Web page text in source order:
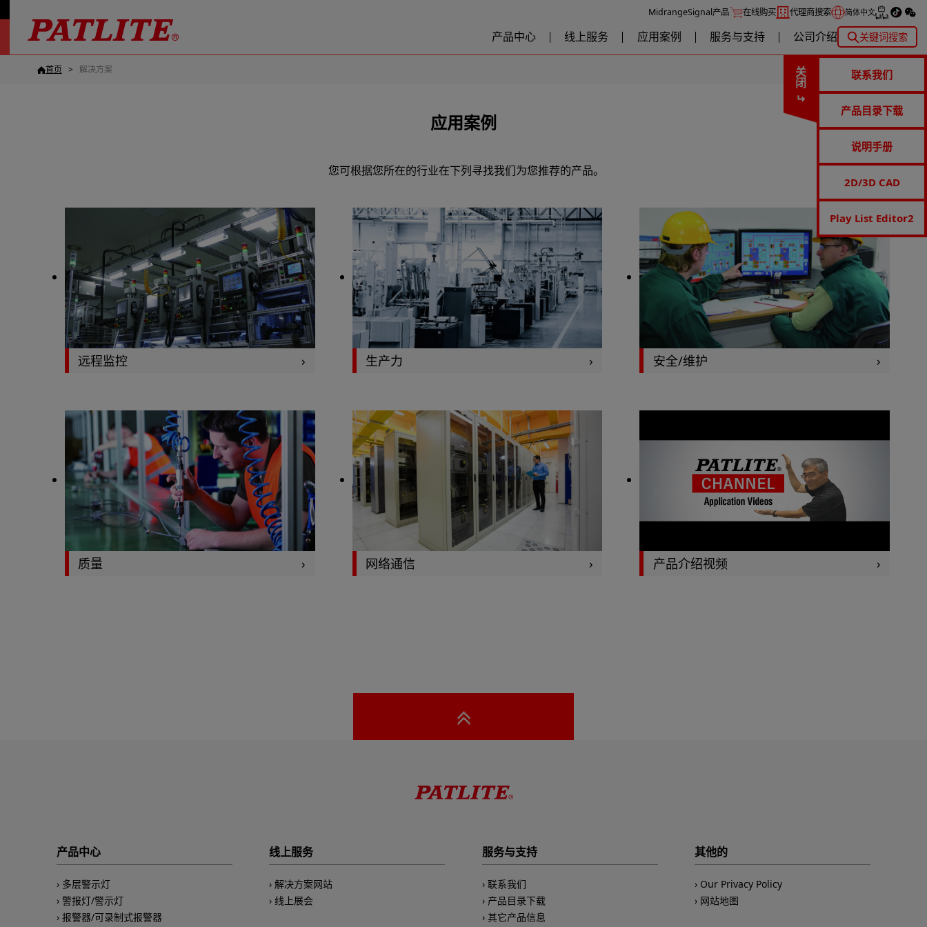
MidrangeSignal产品 在线购买 代理商搜索 简体中文
产品中心 线上服务 应用案例 服务与支持 公司介绍 关键词搜索
关闭 联系我们
产品目录下载
说明手册
2D/3D CAD
Play List Editor2
首页 解决方案
应用案例
您可根据您所在的行业在下列寻找我们为您推荐的产品。
远程监控 生产力 安全/维护
质量 网络通信 产品介绍视频
产品中心
多层警示灯
警报灯/警示灯
报警器/可录制式报警器
线上服务
解决方案网站
线上展会
服务与支持
联系我们
产品目录下载
其它产品信息
其他的
Our Privacy Policy
网站地图